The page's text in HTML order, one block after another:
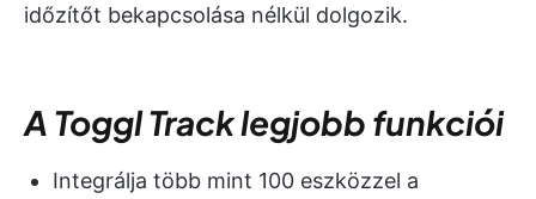
időzítőt bekapcsolása nélkül dolgozik.
A Toggl Track legjobb funkciói
Integrálja több mint 100 eszközzel a